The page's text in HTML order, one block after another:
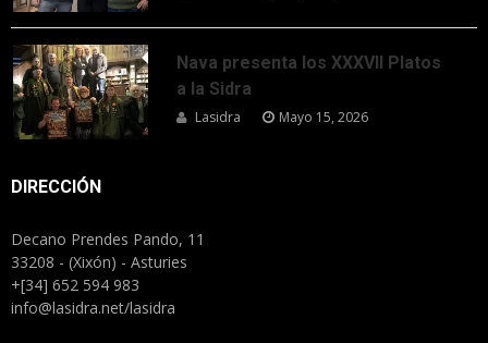
Nava presenta los XXXVII Platos
a la Sidra
Lasidra Mayo 15, 2026
DIRECCIÓN
Decano Prendes Pando, 11
33208 - (Xixón) - Asturies
+[34] 652 594 983
info@lasidra.net/lasidra